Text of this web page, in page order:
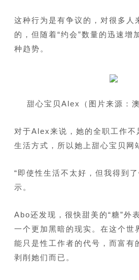
这种行为是有争议的，对很多人
的，但随着“约会”数量的迅速增
种趋势。
甜心宝贝Alex（图片来源：
对于Alex来说，她的全职工作不
生活方式，所以她上甜心宝贝网
“即使性生活不太好，但我得到
示。
Abo还发现，很快甜美的“糖”外
一个更加黑暗的现实。在这个世
能只是性工作者的代号，而富有
剥削她们而已。